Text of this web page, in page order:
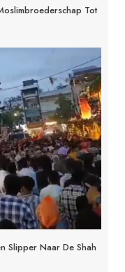
Tot
Slipper Naar De Shah